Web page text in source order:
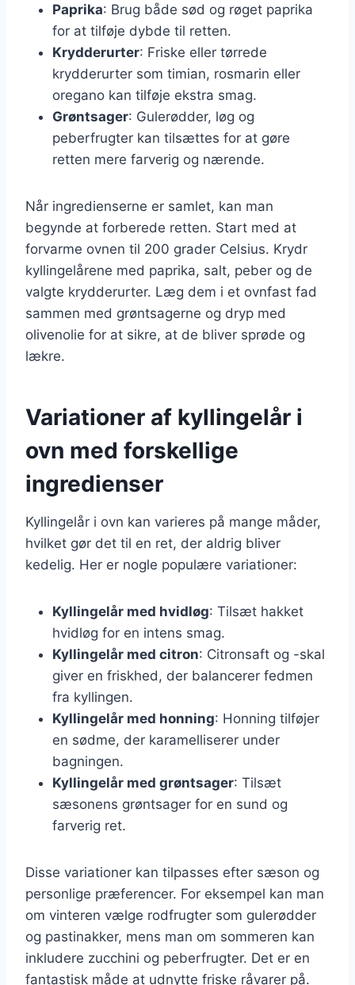
Paprika: Brug både sød og røget paprika
for at tilføje dybde til retten.
Krydderurter: Friske eller tørrede
krydderurter som timian, rosmarin eller
oregano kan tilføje ekstra smag.
Grøntsager: Gulerødder, løg og
peberfrugter kan tilsættes for at gøre
retten mere farverig og nærende.
Når ingredienserne er samlet, kan man
begynde at forberede retten. Start med at
forvarme ovnen til 200 grader Celsius. Krydr
kyllingelårene med paprika, salt, peber og de
valgte krydderurter. Læg dem i et ovnfast fad
sammen med grøntsagerne og dryp med
olivenolie for at sikre, at de bliver sprøde og
lækre.
Variationer af kyllingelår i
ovn med forskellige
ingredienser
Kyllingelår i ovn kan varieres på mange måder,
hvilket gør det til en ret, der aldrig bliver
kedelig. Her er nogle populære variationer:
Kyllingelår med hvidløg: Tilsæt hakket
hvidløg for en intens smag.
Kyllingelår med citron: Citronsaft og -skal
giver en friskhed, der balancerer fedmen
fra kyllingen.
Kyllingelår med honning: Honning tilføjer
en sødme, der karamelliserer under
bagningen.
Kyllingelår med grøntsager: Tilsæt
sæsonens grøntsager for en sund og
farverig ret.
Disse variationer kan tilpasses efter sæson og
personlige præferencer. For eksempel kan man
om vinteren vælge rodfrugter som gulerødder
og pastinakker, mens man om sommeren kan
inkludere zucchini og peberfrugter. Det er en
fantastisk måde at udnytte friske råvarer på.